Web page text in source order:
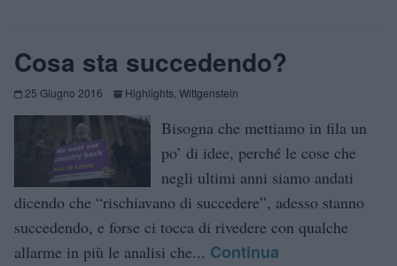
Cosa sta succedendo?
25 Giugno 2016 Highlights Wittgenstein
Bisogna che mettiamo in fila un
po’ di idee, perché le cose che
negli ultimi anni siamo andati
dicendo che “rischiavano di succedere”, adesso stanno
succedendo, e forse ci tocca di rivedere con qualche
allarme in più le analisi che... Continua